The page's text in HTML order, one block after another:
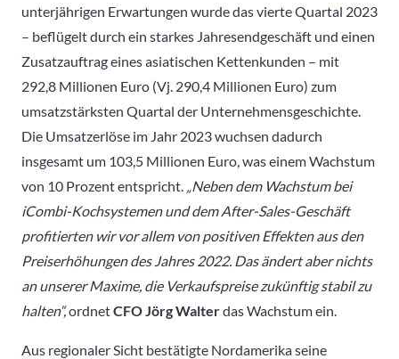
unterjährigen Erwartungen wurde das vierte Quartal 2023
– beflügelt durch ein starkes Jahresendgeschäft und einen
Zusatzauftrag eines asiatischen Kettenkunden – mit
292,8 Millionen Euro (Vj. 290,4 Millionen Euro) zum
umsatzstärksten Quartal der Unternehmensgeschichte.
Die Umsatzerlöse im Jahr 2023 wuchsen dadurch
insgesamt um 103,5 Millionen Euro, was einem Wachstum
von 10 Prozent entspricht. „Neben dem Wachstum bei
iCombi-Kochsystemen und dem After-Sales-Geschäft
profitierten wir vor allem von positiven Effekten aus den
Preiserhöhungen des Jahres 2022. Das ändert aber nichts
an unserer Maxime, die Verkaufspreise zukünftig stabil zu
halten“,ordnetCFO Jörg Walterdas Wachstum ein.
Aus regionaler Sicht bestätigte Nordamerika seine